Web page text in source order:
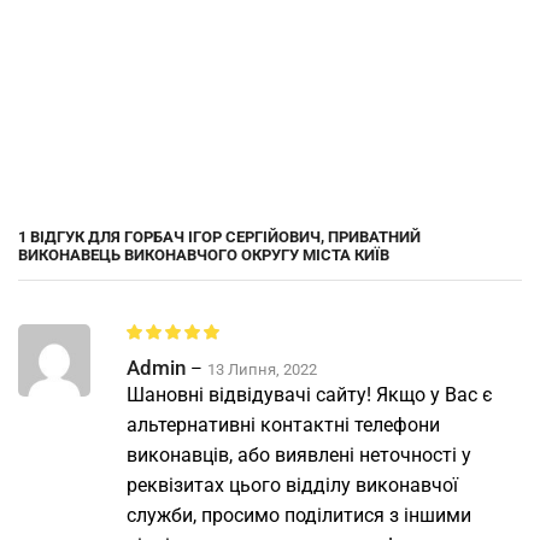
1 ВІДГУК ДЛЯ ГОРБАЧ ІГОР СЕРГІЙОВИЧ, ПРИВАТНИЙ
ВИКОНАВЕЦЬ ВИКОНАВЧОГО ОКРУГУ МІСТА КИЇВ
Admin – 13 Липня, 2022
Шановні відвідувачі сайту! Якщо у Вас є
альтернативні контактні телефони
виконавців, або виявлені неточності у
реквізитах цього відділу виконавчої
служби, просимо поділитися з іншими